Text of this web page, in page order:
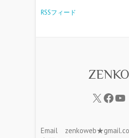
RSSフィード
ZENKO
Email